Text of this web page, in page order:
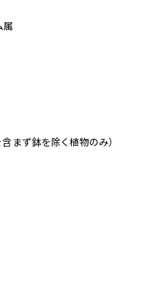
属
まず鉢を除く植物のみ）